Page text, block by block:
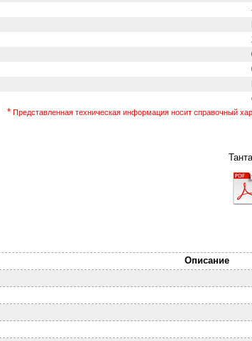
* Представленная техническая информация носит справочный
Описание